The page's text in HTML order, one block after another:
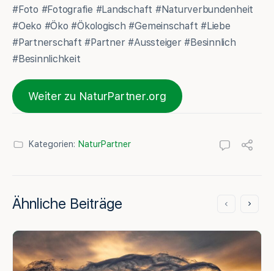
#Foto #Fotografie #Landschaft #Naturverbundenheit
#Oeko #Öko #Ökologisch #Gemeinschaft #Liebe
#Partnerschaft #Partner #Aussteiger #Besinnlich
#Besinnlichkeit
Weiter zu NaturPartner.org
Kategorien: NaturPartner
Ähnliche Beiträge